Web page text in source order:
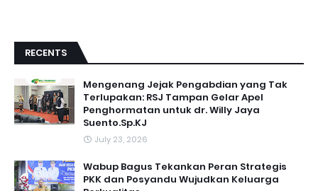
RECENTS
Mengenang Jejak Pengabdian yang Tak
Terlupakan: RSJ Tampan Gelar Apel
Penghormatan untuk dr. Willy Jaya
Suento.Sp.KJ
July 23, 2026
Wabup Bagus Tekankan Peran Strategis
PKK dan Posyandu Wujudkan Keluarga